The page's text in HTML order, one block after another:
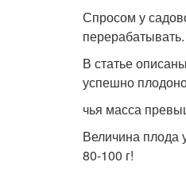
Спросом у
перерабатывать.
В статье
успешно
чья масса
Величина плода
80-100 г!